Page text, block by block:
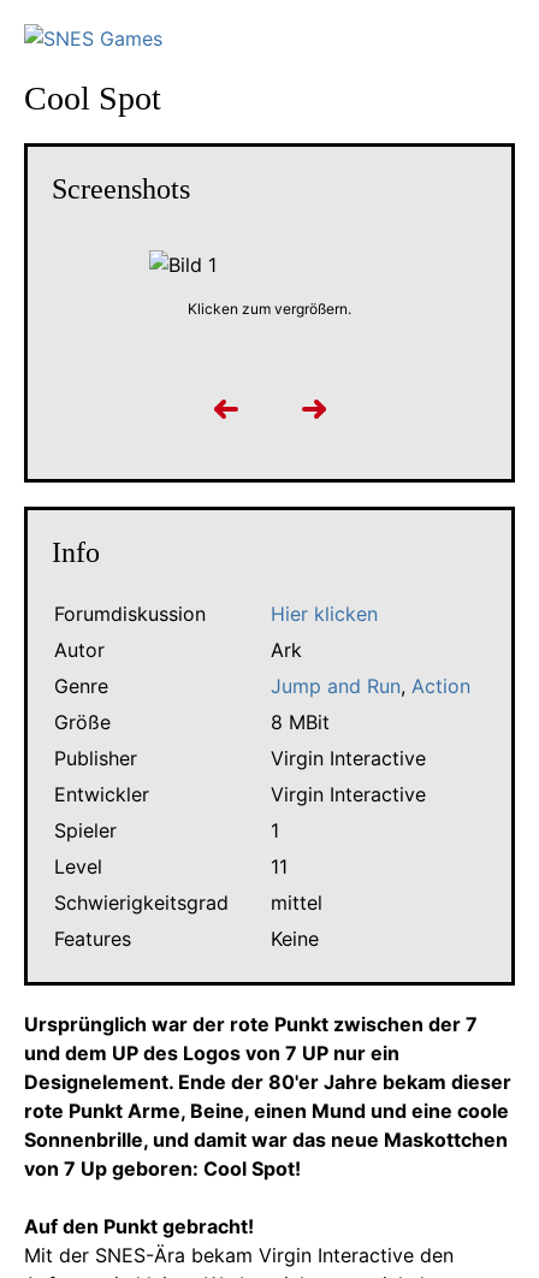
Cool Spot
Screenshots
Klicken zum vergrößern.
Info
Forumdiskussion
Hier klicken
Autor
Ark
Genre
Jump and Run, Action
Größe
8 MBit
Publisher
Virgin Interactive
Entwickler
Virgin Interactive
Spieler
1
Level
11
Schwierigkeitsgrad
mittel
Features
Keine
Ursprünglich war der rote Punkt zwischen der 7
und dem UP des Logos von 7 UP nur ein
Designelement. Ende der 80'er Jahre bekam dieser
rote Punkt Arme, Beine, einen Mund und eine coole
Sonnenbrille, und damit war das neue Maskottchen
von 7 Up geboren: Cool Spot!
Auf den Punkt gebracht!
Mit der SNES-Ära bekam Virgin Interactive den